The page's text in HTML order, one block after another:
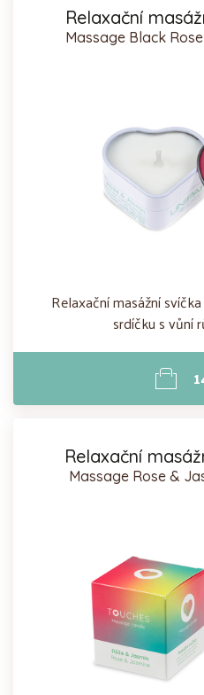
Relaxační
Massage Black
Relaxační masážní
srdíčku s vůní
Relaxační
Massage Rose &